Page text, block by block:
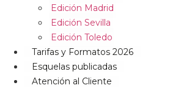
Edición Madrid
Edición Sevilla
Edición Toledo
Tarifas y Formatos 2026
Esquelas publicadas
Atención al Cliente